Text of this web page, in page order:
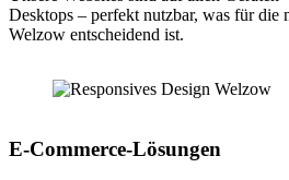
Desktops – perfekt nutzbar, was für die
Welzow entscheidend ist.
E-Commerce-Lösungen